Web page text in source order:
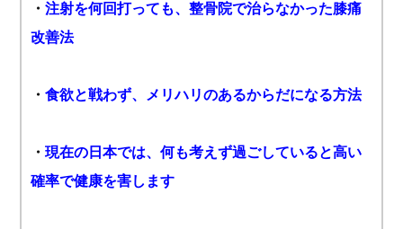
・注射を何回打っても、整骨院で治らなかった膝痛
改善法
・食欲と戦わず、メリハリのあるからだになる方法
・現在の日本では、何も考えず過ごしていると高い
確率で健康を害します